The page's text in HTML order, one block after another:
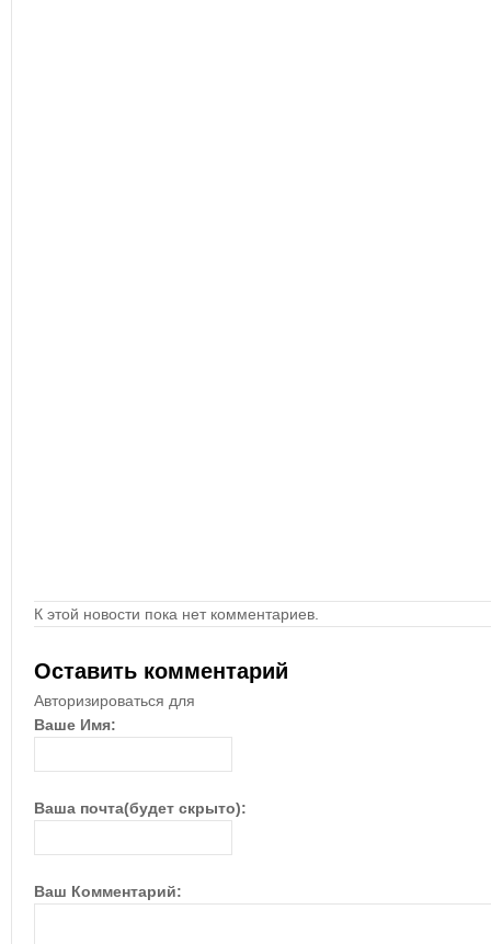
К этой новости пока нет комментариев.
Оставить комментарий
Авторизироваться для
Ваше Имя:
Ваша почта(будет скрыто):
Ваш Комментарий: